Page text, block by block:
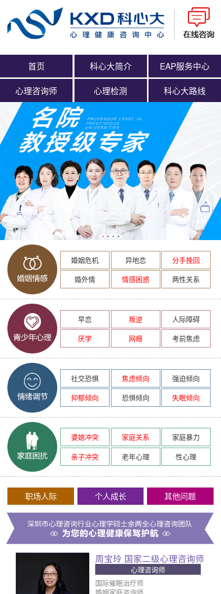
首页 科心大简介 EAP服务中心
心理咨询师 心理检测 科心大路线
婚姻危机 异地恋
分手挽回
婚外情
情感困惑 两性关系
早恋 叛逆
人际障碍
厌学
网瘾 考前焦虑
社交恐惧 焦虑倾向
强迫倾向
抑郁倾向
恐惧倾向 失眠倾向
婆媳冲突 家庭关系
家庭暴力
亲子冲突
老年心理 性心理
职场人际 个人成长 其他问题
周宝玲 国家二级心理咨询师
心理咨询师
国际催眠治疗师